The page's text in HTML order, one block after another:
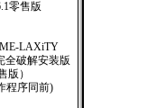
零售版
LAXiTY
全破解安装版
版）
程序同前)